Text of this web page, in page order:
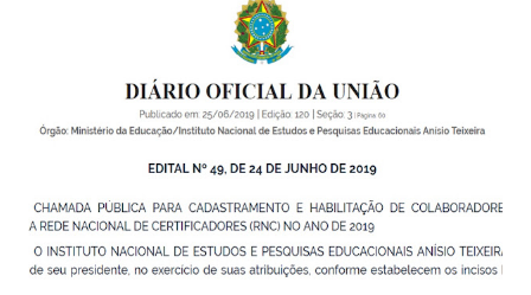
crianças de zero a 3 anos e 11 meses; – EMEIs - Escolas
Municipais de Educação Infantil, que atendem crianças de 4
a 5 anos e 11 meses; – CEMEI - Centro Municipal de
Educação Infantil, que recebe crianças de zero a 5 anos e 11
Indígena, e trabalham com cri...